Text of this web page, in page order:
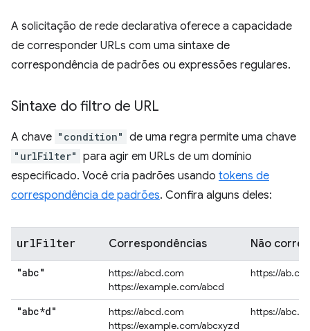
A solicitação de rede declarativa oferece a capacidade
de corresponder URLs com uma sintaxe de
correspondência de padrões ou expressões regulares.
Sintaxe do filtro de URL
A chave "condition" de uma regra permite uma chave
"urlFilter" para agir em URLs de um domínio
especificado. Você cria padrões usando tokens de
correspondência de padrões. Confira alguns deles:
urlFilter Correspondências Não
"abc"
https://abcd.com
https://example.com/abcd
https://
"abc*d"
https://abcd.com
https://example.com/abcxyzd
https://